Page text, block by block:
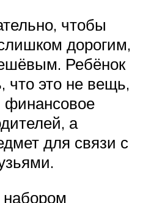
чтобы
дорогим,
Ребёнок
что это не вещь,
а
для связи с